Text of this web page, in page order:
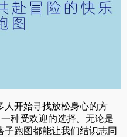
人开始寻找放松身心的方
种受欢迎的选择。无论是
跑图都能让我们结识志同